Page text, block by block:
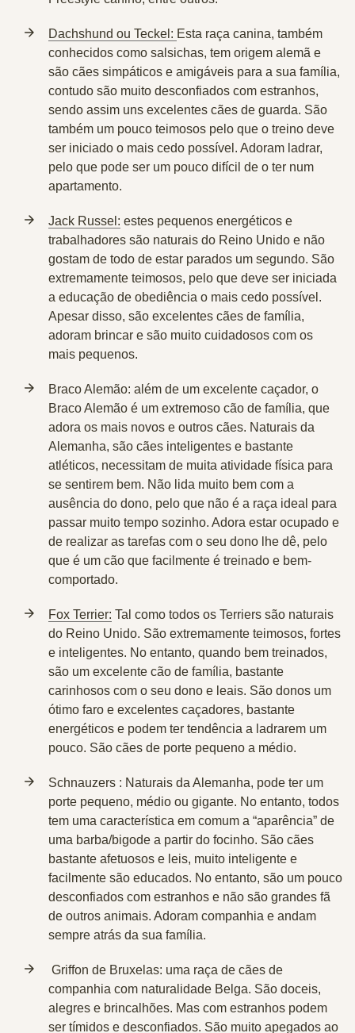
Dachshund ou Teckel: Esta raça canina, também
conhecidos como salsichas, tem origem alemã e
são cães simpáticos e amigáveis para a sua família,
contudo são muito desconfiados com estranhos,
sendo assim uns excelentes cães de guarda. São
também um pouco teimosos pelo que o treino deve
ser iniciado o mais cedo possível. Adoram ladrar,
pelo que pode ser um pouco difícil de o ter num
apartamento.
Jack Russel: estes pequenos energéticos e
trabalhadores são naturais do Reino Unido e não
gostam de todo de estar parados um segundo. São
extremamente teimosos, pelo que deve ser iniciada
a educação de obediência o mais cedo possível.
Apesar disso, são excelentes cães de família,
adoram brincar e são muito cuidadosos com os
mais pequenos.
Braco Alemão: além de um excelente caçador, o
Braco Alemão é um extremoso cão de família, que
adora os mais novos e outros cães. Naturais da
Alemanha, são cães inteligentes e bastante
atléticos, necessitam de muita atividade física para
se sentirem bem. Não lida muito bem com a
ausência do dono, pelo que não é a raça ideal para
passar muito tempo sozinho. Adora estar ocupado e
de realizar as tarefas com o seu dono lhe dê, pelo
que é um cão que facilmente é treinado e bem-
comportado.
Fox Terrier: Tal como todos os Terriers são naturais
do Reino Unido. São extremamente teimosos, fortes
e inteligentes. No entanto, quando bem treinados,
são um excelente cão de família, bastante
carinhosos com o seu dono e leais. São donos um
ótimo faro e excelentes caçadores, bastante
energéticos e podem ter tendência a ladrarem um
pouco. São cães de porte pequeno a médio.
Schnauzers : Naturais da Alemanha, pode ter um
porte pequeno, médio ou gigante. No entanto, todos
tem uma característica em comum a “aparência” de
uma barba/bigode a partir do focinho. São cães
bastante afetuosos e leis, muito inteligente e
facilmente são educados. No entanto, são um pouco
desconfiados com estranhos e não são grandes fã
de outros animais. Adoram companhia e andam
sempre atrás da sua família.
Griffon de Bruxelas: uma raça de cães de
companhia com naturalidade Belga. São doceis,
alegres e brincalhões. Mas com estranhos podem
ser tímidos e desconfiados. São muito apegados ao